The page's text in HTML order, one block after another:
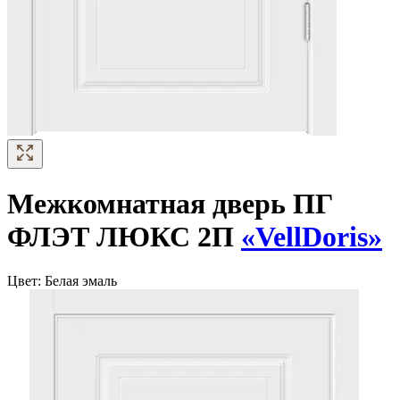
Межкомнатная дверь ПГ
ФЛЭТ ЛЮКС 2П «VellDoris»
Цвет: Белая эмаль